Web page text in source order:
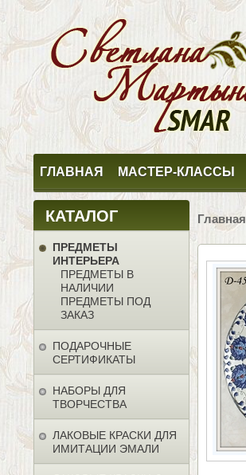
ГЛАВНАЯ МАСТЕР-КЛАССЫ
КАТАЛОГ
ПРЕДМЕТЫ
ИНТЕРЬЕРА
ПРЕДМЕТЫ В
НАЛИЧИИ
ПРЕДМЕТЫ ПОД
ЗАКАЗ
ПОДАРОЧНЫЕ
СЕРТИФИКАТЫ
НАБОРЫ ДЛЯ
ТВОРЧЕСТВА
ЛАКОВЫЕ КРАСКИ ДЛЯ
ИМИТАЦИИ ЭМАЛИ
Главная